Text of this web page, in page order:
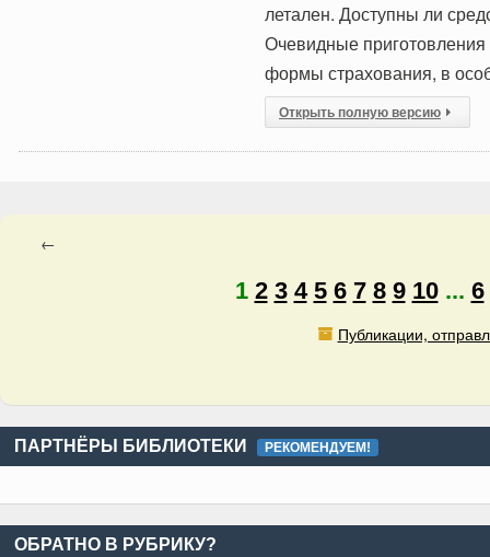
летален. Доступны ли
Очевидные
формы страхования, в
Открыть полную версию
←
1 2 3 4 5 6 7 8 9 10... 6
Публикации,
ПАРТНЁРЫ БИБЛИОТЕКИ РЕКОМЕНДУЕМ!
ОБРАТНО В РУБРИКУ?